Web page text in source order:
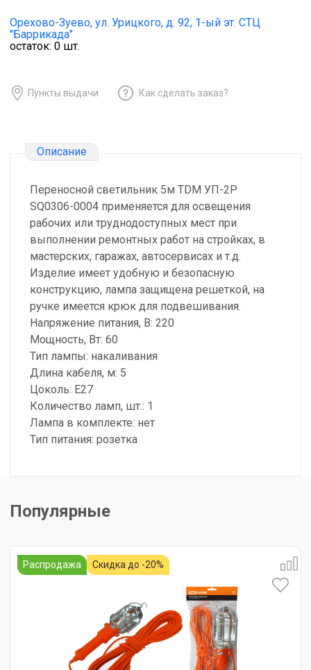
Орехово-Зуево, ул. Урицкого, д. 92, 1-ый эт. СТЦ
"Баррикада"
остаток: 0 шт.
Пункты выдачи Как сделать заказ?
Описание
Переносной светильник 5м TDM УП-2Р
SQ0306-0004 применяется для освещения
рабочих или труднодоступных мест при
выполнении ремонтных работ на стройках, в
мастерских, гаражах, автосервисах и т.д.
Изделие имеет удобную и безопасную
конструкцию, лампа защищена решеткой, на
ручке имеется крюк для подвешивания.
Напряжение питания, В: 220
Мощность, Вт: 60
Тип лампы: накаливания
Длина кабеля, м: 5
Цоколь: E27
Количество ламп, шт.: 1
Лампа в комплекте: нет
Тип питания: розетка
Популярные
Распродажа Скидка до -20%